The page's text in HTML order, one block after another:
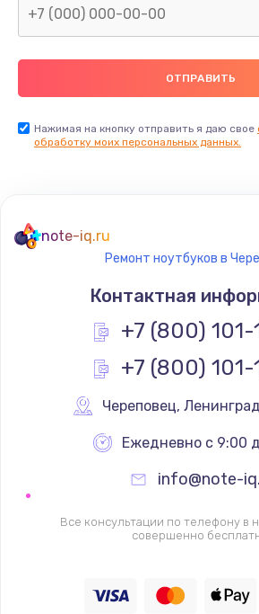
Нажимая на кнопку отправить я даю свое
обработку моих персональных данных.
note-iq.ru
Ремонт ноутбуков в
Контактная
+7 (800) 101-
+7 (800) 101-
Череповец,
Ежедневно с 9:00
info@note-
Все консультации по телефону в
совершенно